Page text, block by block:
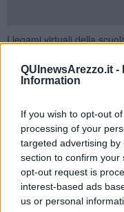
QUInewsArezzo.it -
Information
If you wish to opt-out
processing of your
targeted advertising
section to confirm your
opt-out request is
interest-based ads
us or personal
I legami virtuali della
collaborazioni, sia in
Hangout lo scambio in
Umane, sotto la guida
stanno svolgendo il
cartoline virtuali con
brevi informazioni in
corrispondenti a visitarli.
culturale Europeo,
pubblicazione delle